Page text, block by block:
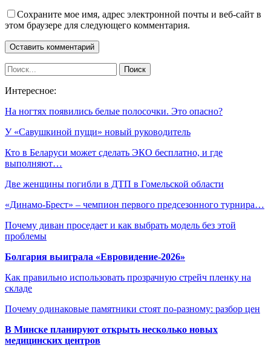
Сохраните мое имя, адрес электронной почты и веб-сайт в
этом браузере для следующего комментария.
Интересное:
На ногтях появились белые полосочки. Это опасно?
У «Савушкиной пущи» новый руководитель
Кто в Беларуси может сделать ЭКО бесплатно, и где
выполняют…
Две женщины погибли в ДТП в Гомельской области
«Динамо-Брест» – чемпион первого предсезонного турнира…
Почему диван проседает и как выбрать модель без этой
проблемы
Болгария выиграла «Евровидение-2026»
Как правильно использовать прозрачную стрейч пленку на
складе
Почему одинаковые памятники стоят по-разному: разбор цен
В Минске планируют открыть несколько новых
медицинских центров